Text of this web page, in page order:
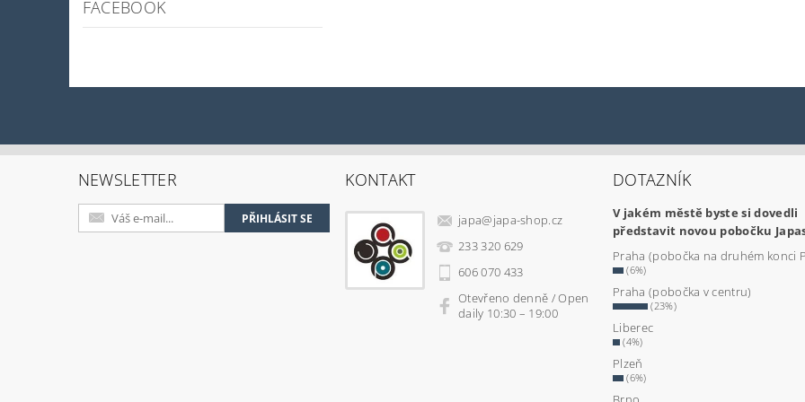
FACEBOOK
NEWSLETTER KONTAKT
japa@japa-shop.cz
233 320 629
606 070 433
Otevřeno denně / Open
daily 10:30 – 19:00
DOTAZNÍK
V jakém městě byste si dovedli
představit novou pobočku
Praha (pobočka na druhém konci
(6%)
Praha (pobočka v centru)
(23%)
Liberec
(4%)
Plzeň
(6%)